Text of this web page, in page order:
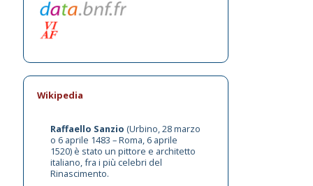
Wikipedia
Raffaello Sanzio (Urbino, 28 marzo
o 6 aprile 1483 – Roma, 6 aprile
1520) è stato un pittore e architetto
italiano, fra i più celebri del
Rinascimento.